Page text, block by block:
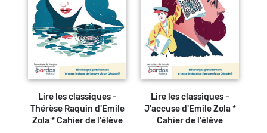
Ajouter au
Lire les classiques -
Thérèse Raquin d'Emile
Zola * Cahier de l'élève
Ajouter au
Lire les classiques -
J'accuse d'Emile Zola *
Cahier de l'élève